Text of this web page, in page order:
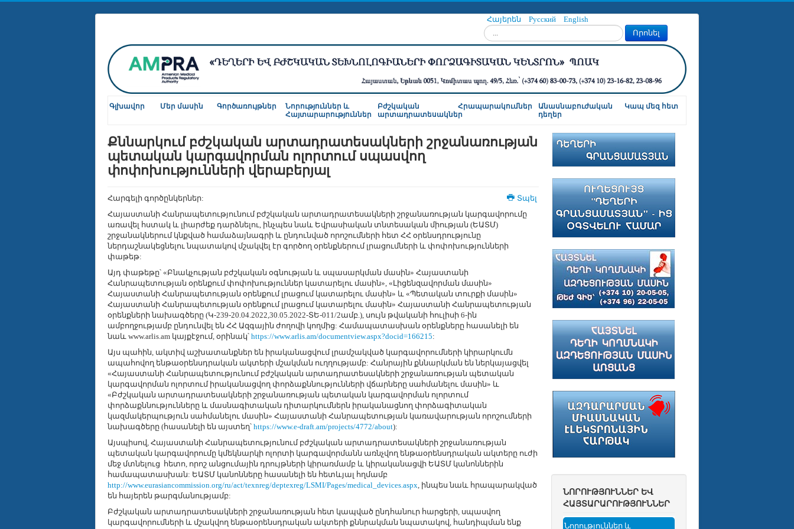
Հայերեն Русский English
Որոնել... Որոնել
Գլխավոր Մեր մասին Գործառույթներ
Նորություններ և
Հայտարարություններ
Բժշկական
արտադրատեսակներ
Հրապարակումներ
Անասնաբուժական
դեղեր
Կապ մեզ հետ
Քննարկում բժշկական արտադրատեսակների շրջանառության
պետական կարգավորման ոլորտում սպասվող
փոփոխությունների վերաբերյալ
Տպել
Հարգելի գործընկերներ:
Հայաստանի Հանրապետությունում բժշկական արտադրատեսակների շրջանառության կարգավորումը
առավել հստակ և լիարժեք դարձնելու, ինչպես նաև Եվրասիական տնտեսական միության (ԵԱՏՄ)
շրջանակներում կնքված համաձայնագրի և ընդունված որոշումների հետ ՀՀ օրենսդրությունը
ներդաշնակեցնելու նպատակով մշակվել էր գործող օրենքներում լրացումների և փոփոխությունների
փաթեթ:
Այդ փաթեթը՝ «Բնակչության բժշկական օգնության և սպասարկման մասին» Հայաստանի
Հանրապետության օրենքում փոփոխություններ կատարելու մասին», «Լիցենզավորման մասին»
Հայաստանի Հանրապետության օրենքում լրացում կատարելու մասին» և «Պետական տուրքի մասին»
Հայաստանի Հանրապետության օրենքում լրացում կատարելու մասին» Հայաստանի Հանրապետության
օրենքների նախագծերը (Կ-239-20.04.2022,30.05.2022-ՏԵ-011/2ամբ.), սույն թվականի հուլիսի 6-ին
ամբողջությամբ ընդունվել են ՀՀ Ազգային ժողովի կողմից: Համապատասխան օրենքները հասանելի են
նաև www.arlis.am կայքէջում, օրինակ՝ https://www.arlis.am/documentview.aspx?docid=166215:
Այս պահին, ակտիվ աշխատանքներ են իրականացվում լրամշակված կարգավորումների կիրարկումն
ապահովող ենթաօրենսդրական ակտերի մշակման ուղղությամբ: Հանրային քննարկման են ներկայացվել
«Հայաստանի Հանրապետությունում բժշկական արտադրատեսակների շրջանառության պետական
կարգավորման ոլորտում իրականացվող փորձաքննությունների վճարները սահմանելու մասին» և
«Բժշկական արտադրատեսակների շրջանառության պետական կարգավորման ոլորտում
փորձաքննությունները և մասնագիտական դիտարկումներն իրականացնող փորձագիտական
կազմակերպություն սահմանելու մասին» Հայաստանի Հանրապետության կառավարության որոշումների
նախագծերը (հասանելի են այստեղ՝ https://www.e-draft.am/projects/4772/about):
Այսպիսով, Հայաստանի Հանրապետությունում բժշկական արտադրատեսակների շրջանառության
պետական կարգավորումը կմեկնարկի ոլորտի կարգավորմանն առնչվող ենթաօրենսդրական ակտերը ուժի
մեջ մտնելուց հետո, որոշ անցումային դրույթների կիրառմամբ և կիրականացվի ԵԱՏՄ կանոններին
համապատասխան: ԵԱՏՄ կանոնները հասանելի են հետևյալ հղմամբ
http://www.eurasiancommission.org/ru/act/texnreg/deptexreg/LSMI/Pages/medical_devices.aspx, ինպես նաև հրապարակված
են հայերեն թարգմանությամբ:
Բժշկական արտադրատեսակների շրջանառության հետ կապված ընդհանուր հարցերի, սպասվող
կարգավորումների և մշակվող ենթաօրենսդրական ակտերի քննրակման նպատակով, հանդիպման ենք
ՆՈՐՈՒԹՅՈՒՆՆԵՐ ԵՎ
ՀԱՅՏԱՐԱՐՈՒԹՅՈՒՆՆԵՐ
Նորություններ և